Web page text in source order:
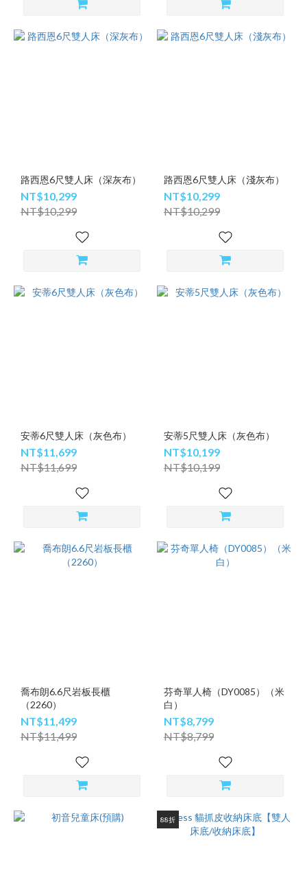
路西恩6尺雙人床（深灰布）
NT$10,299
NT$10,299
路西恩6尺雙人床（淺灰布）
NT$10,299
NT$10,299
安蒂6尺雙人床（灰色布）
NT$11,699
NT$11,699
安蒂5尺雙人床（灰色布）
NT$10,199
NT$10,199
喬布朗6.6尺岩板長櫃
（2260）
NT$11,499
NT$11,499
芬奇單人椅（DY0085）（米
白）
NT$8,799
NT$8,799
88折